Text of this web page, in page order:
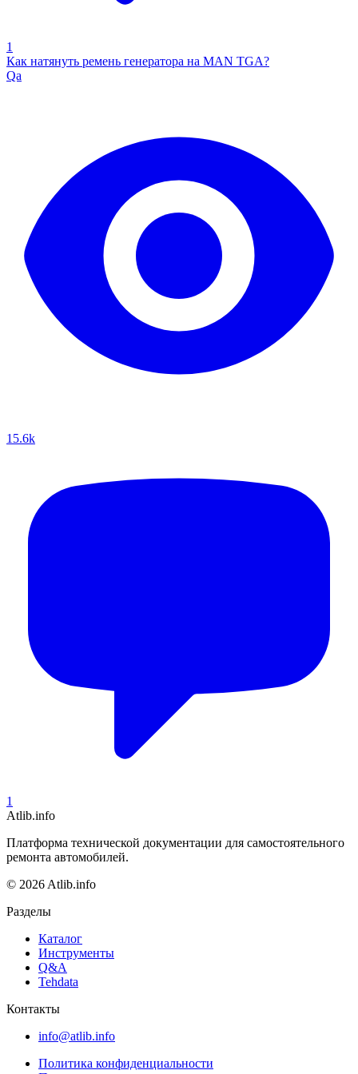
1
Как натянуть ремень генератора на MAN TGA?
Qa
15.6k
1
Atlib.info
Платформа технической документации для самостоятельного
ремонта автомобилей.
© 2026 Atlib.info
Разделы
Каталог
Инструменты
Q&A
Tehdata
Контакты
info@atlib.info
Политика конфиденциальности